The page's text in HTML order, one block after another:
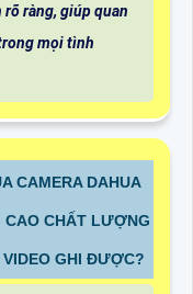
ràng, giúp quan
mọi tình
CAMERA DAHUA
CAO CHẤT LƯỢNG
VIDEO GHI ĐƯỢC?